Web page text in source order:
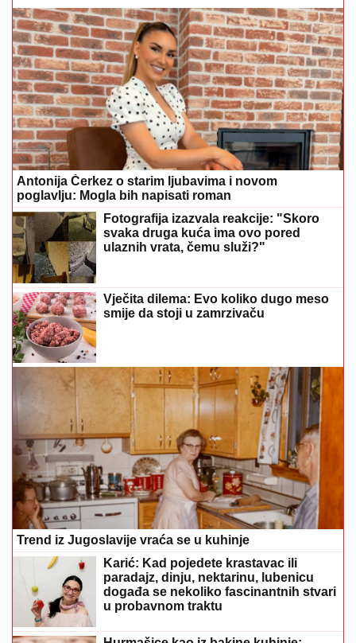
Antonija Čerkez o starim ljubavima i novom
poglavlju: Mogla bih napisati roman
Fotografija izazvala reakcije: "Skoro
svaka druga kuća ima ovo pored
ulaznih vrata, čemu služi?"
Vječita dilema: Evo koliko dugo meso
smije da stoji u zamrzivaču
Trend iz Jugoslavije vraća se u kuhinje
Karić: Kad pojedete krastavac ili
paradajz, dinju, nektarinu, lubenicu
događa se nekoliko fascinantnih stvari
u probavnom traktu